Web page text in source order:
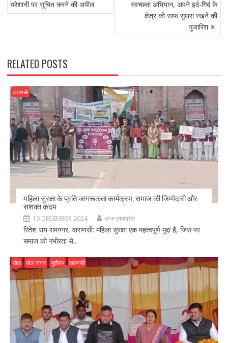
o n
परेशानी पर सूचित करने की अपील
स्वच्छता अभियान, अपने इर्द-गिर्द के
क्षेत्र को साफ सुथरा रखने की
गुजारिश
RELATED POSTS
वाराणसी
महिला सुरक्षा के प्रति जागरूकता कार्यक्रम, समाज की जिम्मेदारी और
सशक्त कदम
19 DECEMBER 2024 आज एक्सप्रेस
रितेश राय रामनगर, वाराणसी: महिला सुरक्षा एक महत्वपूर्ण मुद्दा है, जिस पर
समाज को गंभीरता से...
खेल खेल जगत पूर्वांचल वाराणसी